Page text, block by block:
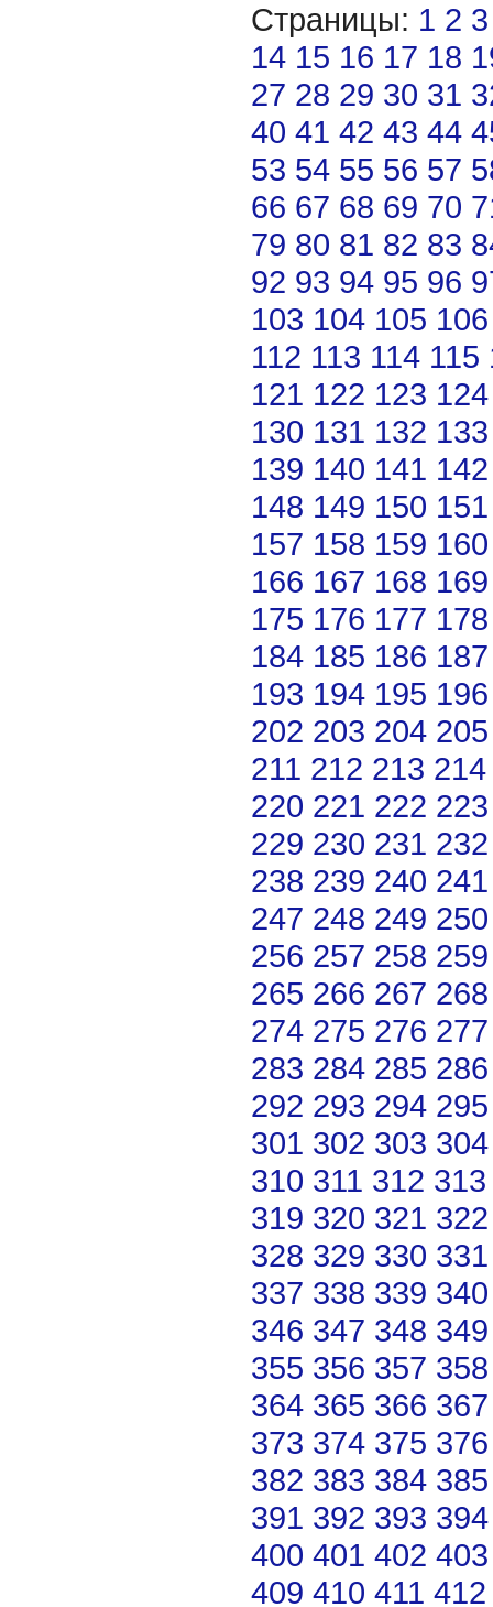
Страницы: 1 2 3
14 15 16 17 18
27 28 29 30 31
40 41 42 43 44
53 54 55 56 57
66 67 68 69 70
79 80 81 82 83
92 93 94 95 96
103 104 105 106
112 113 114 115
121 122 123 124
130 131 132 133
139 140 141 142
148 149 150 151
157 158 159 160
166 167 168 169
175 176 177 178
184 185 186 187
193 194 195 196
202 203 204 205
211 212 213 214
220 221 222 223
229 230 231 232
238 239 240 241
247 248 249 250
256 257 258 259
265 266 267 268
274 275 276 277
283 284 285 286
292 293 294 295
301 302 303 304
310 311 312 313
319 320 321 322
328 329 330 331
337 338 339 340
346 347 348 349
355 356 357 358
364 365 366 367
373 374 375 376
382 383 384 385
391 392 393 394
400 401 402 403
409 410 411 412